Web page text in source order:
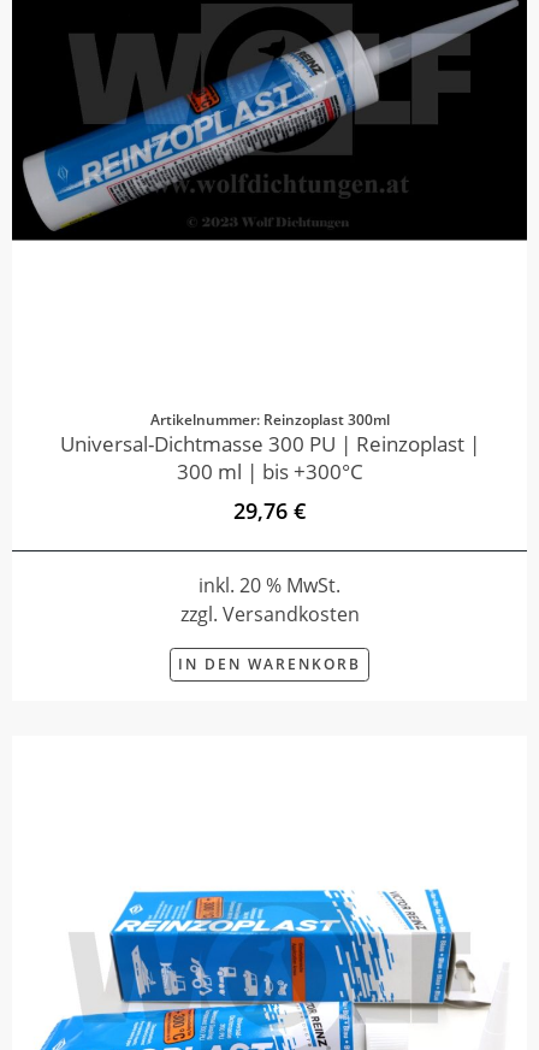
Artikelnummer: Reinzoplast 300ml
Universal-Dichtmasse 300 PU | Reinzoplast |
300 ml | bis +300°C
29,76 €
inkl. 20 % MwSt.
zzgl. Versandkosten
IN DEN WARENKORB